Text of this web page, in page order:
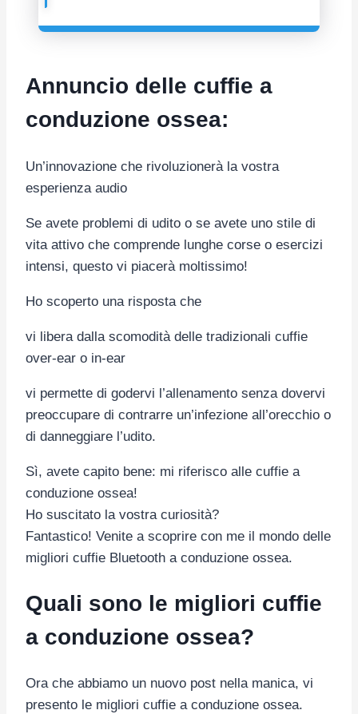
Annuncio delle cuffie a
conduzione ossea:
Un’innovazione che rivoluzionerà la vostra
esperienza audio
Se avete problemi di udito o se avete uno stile di
vita attivo che comprende lunghe corse o esercizi
intensi, questo vi piacerà moltissimo!
Ho scoperto una risposta che
vi libera dalla scomodità delle tradizionali cuffie
over-ear o in-ear
vi permette di godervi l’allenamento senza dovervi
preoccupare di contrarre un’infezione all’orecchio o
di danneggiare l’udito.
Sì, avete capito bene: mi riferisco alle cuffie a
conduzione ossea!
Ho suscitato la vostra curiosità?
Fantastico! Venite a scoprire con me il mondo delle
migliori cuffie Bluetooth a conduzione ossea.
Quali sono le migliori cuffie
a conduzione ossea?
Ora che abbiamo un nuovo post nella manica, vi
presento le migliori cuffie a conduzione ossea.